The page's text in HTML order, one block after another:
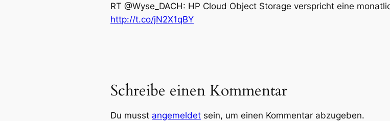
RT @Wyse_DACH: HP Cloud Object Storage verspricht eine
http://t.co/jN2X1qBY
Schreibe einen Kommentar
Du musst angemeldet sein, um einen Kommentar abzugeben.